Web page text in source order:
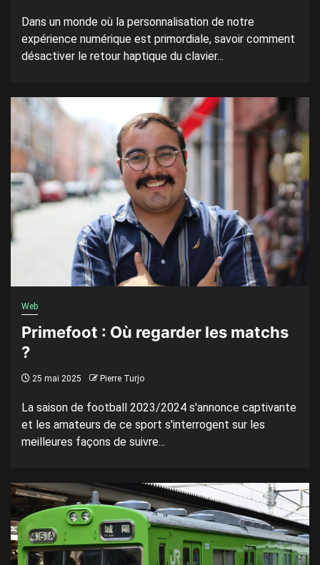
Dans un monde où la personnalisation de notre
expérience numérique est primordiale, savoir comment
désactiver le retour haptique du clavier...
Web
Primefoot : Où regarder les matchs
?
25 mai 2025 Pierre Turjo
La saison de football 2023/2024 s'annonce captivante
et les amateurs de ce sport s'interrogent sur les
meilleures façons de suivre...